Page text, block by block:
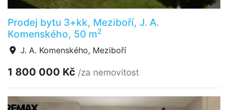
Prodej bytu 3+kk, Meziboří, J. A.
Komenského, 50 m2
J. A. Komenského, Meziboří
1 800 000 Kč /za nemovitost